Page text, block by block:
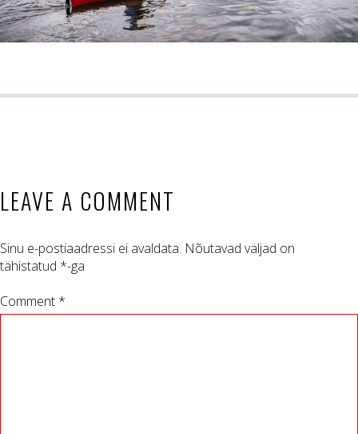
LEAVE A COMMENT
Sinu e-postiaadressi ei avaldata. Nõutavad väljad on
tähistatud *-ga
Comment *